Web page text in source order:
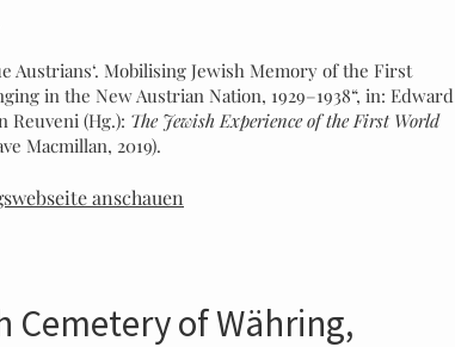
Austrians‘. Mobilising Jewish Memory of the First
in the New Austrian Nation, 1929–1938“, in: Edward
Reuveni (Hg.): The Jewish Experience of the First World
Macmillan, 2019).
anschauen
Cemetery of Währing,